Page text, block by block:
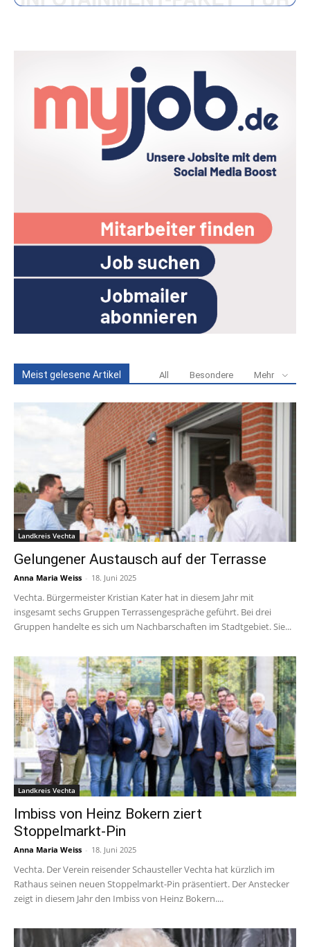
Meist gelesene Artikel All Besondere Mehr
Landkreis Vechta
Gelungener Austausch auf der Terrasse
Anna Maria Weiss - 18. Juni 2025
Vechta. Bürgermeister Kristian Kater hat in diesem Jahr mit
insgesamt sechs Gruppen Terrassengespräche geführt. Bei drei
Gruppen handelte es sich um Nachbarschaften im Stadtgebiet. Sie...
Landkreis Vechta
Imbiss von Heinz Bokern ziert
Stoppelmarkt-Pin
Anna Maria Weiss - 18. Juni 2025
Vechta. Der Verein reisender Schausteller Vechta hat kürzlich im
Rathaus seinen neuen Stoppelmarkt-Pin präsentiert. Der Anstecker
zeigt in diesem Jahr den Imbiss von Heinz Bokern....